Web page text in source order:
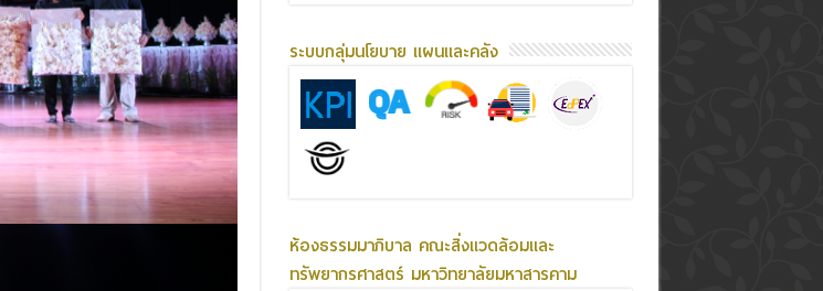
ระบบกลุ่มนโยบาย แผนและคลัง
ห้องธรรมมาภิบาล คณะสิ่งแวดล้อมและ
ทรัพยากรศาสตร์ มหาวิทยาลัยมหาสารคาม